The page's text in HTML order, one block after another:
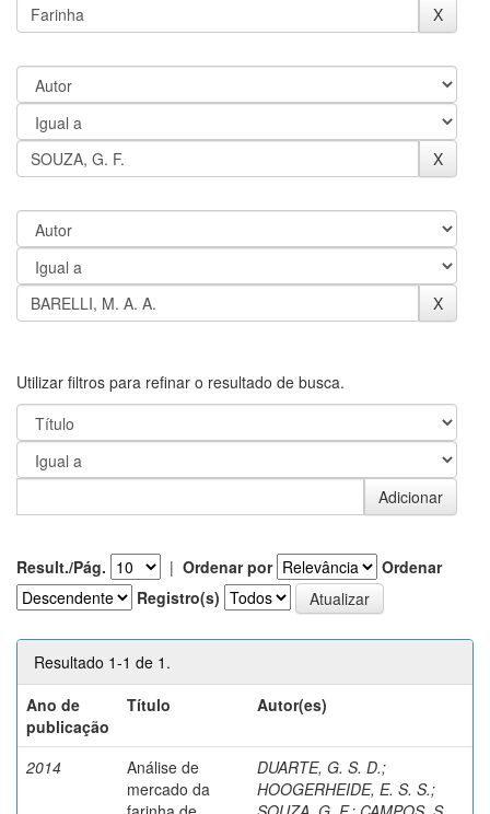
Utilizar filtros para refinar o resultado de busca.
Result./Pág. | Ordenar por
Ordenar
Registro(s)
Resultado 1-1 de 1.
Ano de
publicação
Título Autor(es)
2014
Análise de
mercado da
DUARTE, G. S. D.;
HOOGERHEIDE, E. S. S.;